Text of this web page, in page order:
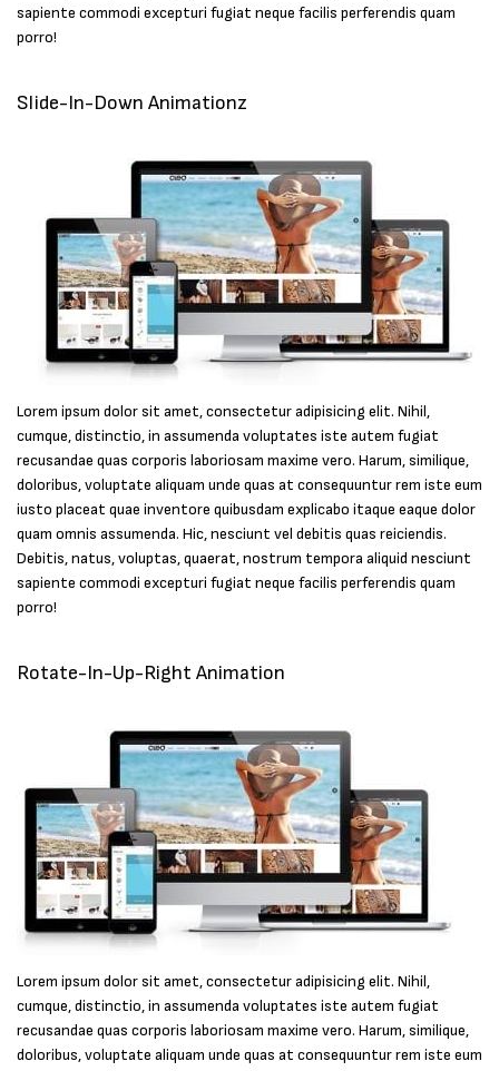
sapiente commodi excepturi fugiat neque facilis perferendis quam
porro!
Slide-In-Down Animationz
Lorem ipsum dolor sit amet, consectetur adipisicing elit. Nihil,
cumque, distinctio, in assumenda voluptates iste autem fugiat
recusandae quas corporis laboriosam maxime vero. Harum, similique,
doloribus, voluptate aliquam unde quas at consequuntur rem iste eum
iusto placeat quae inventore quibusdam explicabo itaque eaque dolor
quam omnis assumenda. Hic, nesciunt vel debitis quas reiciendis.
Debitis, natus, voluptas, quaerat, nostrum tempora aliquid nesciunt
sapiente commodi excepturi fugiat neque facilis perferendis quam
porro!
Rotate-In-Up-Right Animation
Lorem ipsum dolor sit amet, consectetur adipisicing elit. Nihil,
cumque, distinctio, in assumenda voluptates iste autem fugiat
recusandae quas corporis laboriosam maxime vero. Harum, similique,
doloribus, voluptate aliquam unde quas at consequuntur rem iste eum